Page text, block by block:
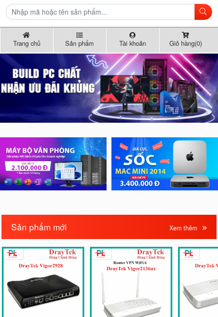
Trang chủ Sản phẩm Tài khoản Giỏ hàng(0)
Sản phẩm mới Xem thêm